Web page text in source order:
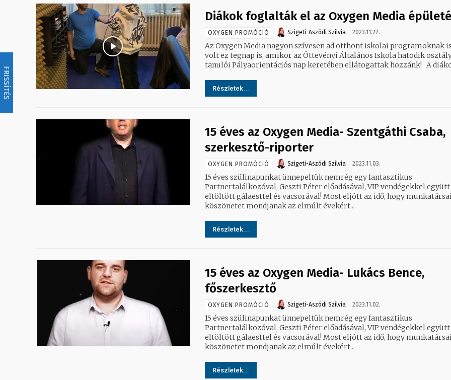
FRISSÍTÉS
Diákok foglalták el az Oxygen Media
OXYGEN PROMÓCIÓ Szigeti-Aszódi Szilvia 2023.11.22.
Az Oxygen Media nagyon szívesen ad otthont iskolai programoknak
volt ez tegnap is, amikor az Öttevényi Általános Iskola hatodik
tanulói Pályaorientációs nap keretében
Részletek...
15 éves az Oxygen Media- Szentgáthi Csaba,
szerkesztő-riporter
OXYGEN PROMÓCIÓ Szigeti-Aszódi Szilvia 2023.11.03.
15 éves szülinapunkat ünnepeltük nemrég egy fantasztikus
Partnertalálkozóval, Geszti Péter előadásával, VIP vendégekkel együtt
eltöltött gálaesttel és vacsorával! Most eljött az idő, hogy munkatársaink is
köszönetet mondjanak az elmúlt évekért...
Részletek...
15 éves az Oxygen Media- Lukács Bence,
főszerkesztő
OXYGEN PROMÓCIÓ Szigeti-Aszódi Szilvia 2023.11.02.
15 éves szülinapunkat ünnepeltük nemrég egy fantasztikus
Partnertalálkozóval, Geszti Péter előadásával, VIP vendégekkel együtt
eltöltött gálaesttel és vacsorával! Most eljött az idő, hogy
köszönetet mondjanak az elmúlt évekért...
Részletek...